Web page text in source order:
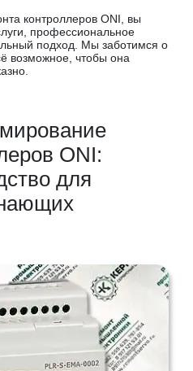
контроллеров ONI, вы
профессиональное
подход. Мы заботимся о
возможное, чтобы она
ONI:
для